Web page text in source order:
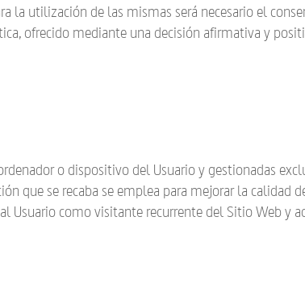
la utilización de las mismas será necesario el
ofrecido mediante una decisión afirmativa y
o dispositivo del Usuario y gestionadas
que se recaba se emplea para mejorar la calidad
Usuario como visitante recurrente del Sitio Web y